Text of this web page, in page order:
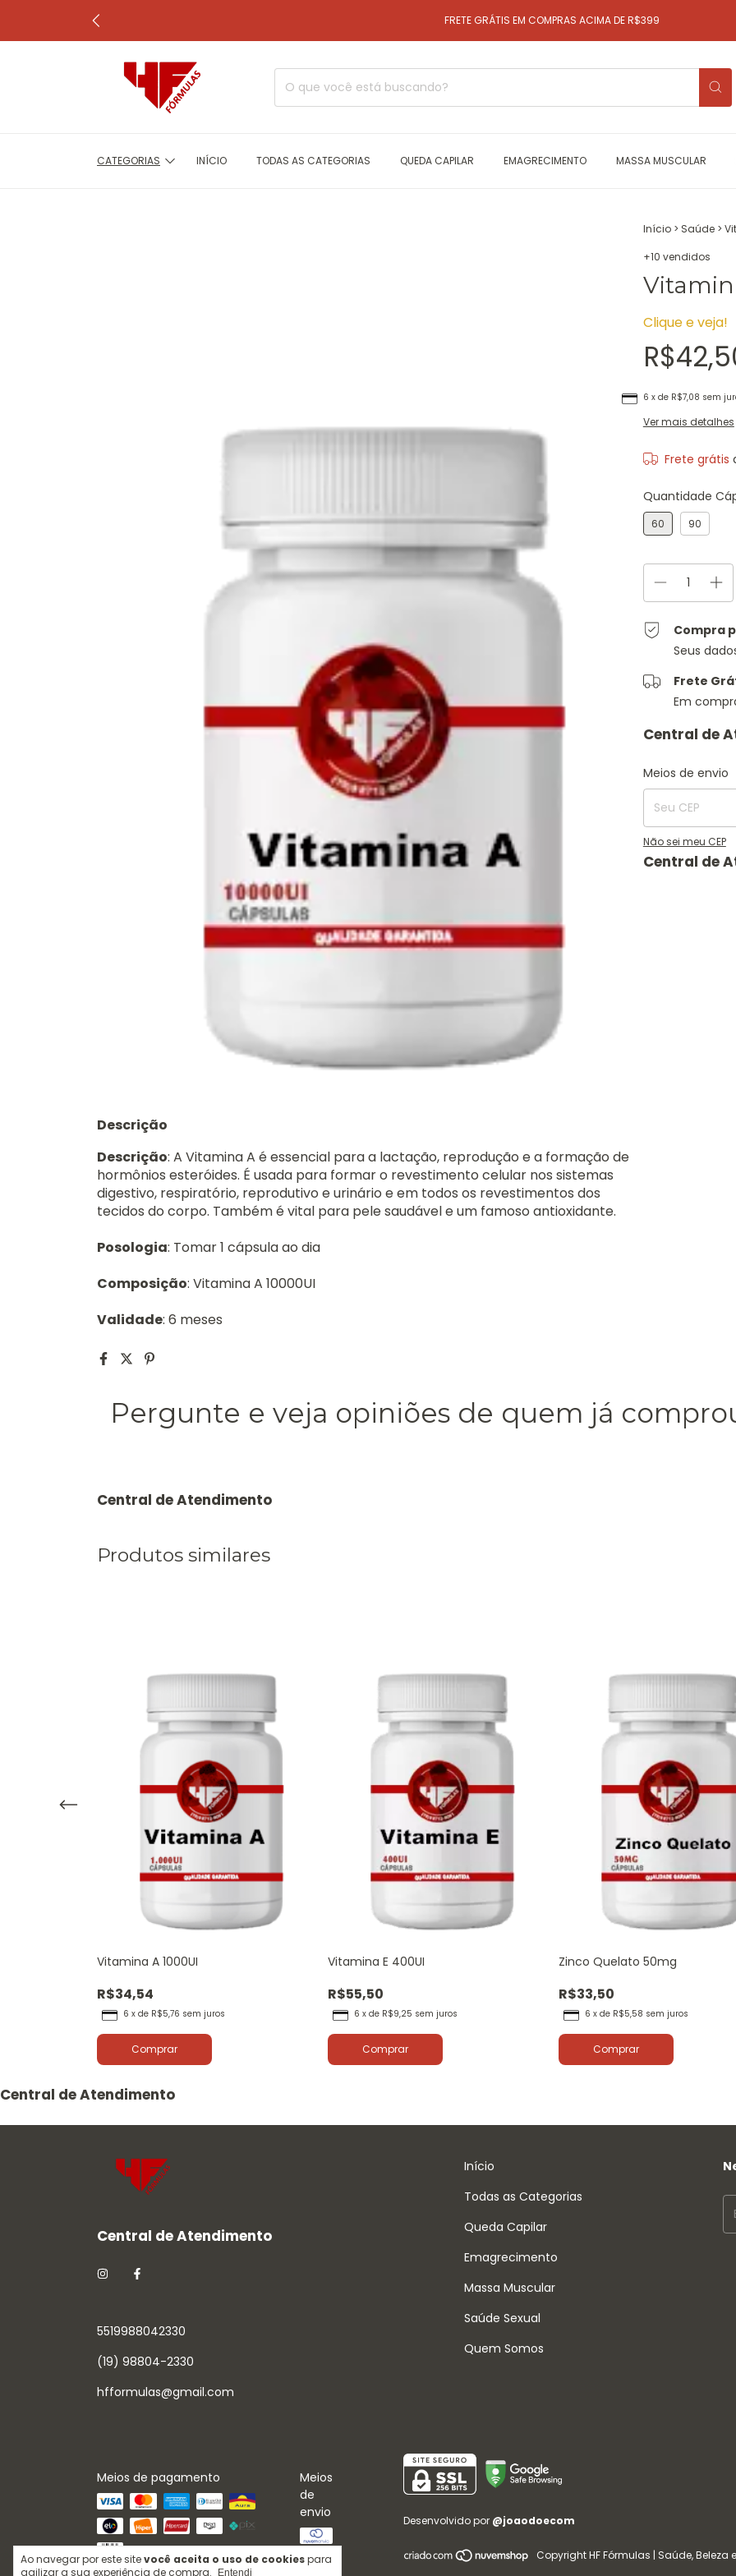
FRETE GRÁTIS EM COMPRAS ACIMA DE R$399
CATEGORIAS INÍCIO TODAS AS CATEGORIAS QUEDA CAPILAR EMAGRECIMENTO MASSA MUSCULAR
Ao navegar por este sitevocê aceita o uso de cookiespara
agilizar a sua experiência de compra.
Entendi
Início > Saúde >
+10 vendidos
Clique e veja!
6 x de R$7,08 sem
Ver mais detalhes
Frete grátis
Quantidade
60 90
Compra
Seus
Frete
Em
Entregas para o
Meios de envio
Não sei meu CEP
Descrição
Descrição: A Vitamina A é essencial para a lactação, reprodução e a formação de
hormônios esteróides. É usada para formar o revestimento celular nos sistemas
digestivo, respiratório, reprodutivo e urinário e em todos os revestimentos dos
tecidos do corpo. Também é vital para pele saudável e um famoso antioxidante.
Posologia: Tomar 1 cápsula ao dia
Composição: Vitamina A 10000UI
Validade: 6 meses
Pergunte e veja opiniões de quem já
Produtos similares
Vitamina A 1000UI
R$34,54
6 x de R$5,76 sem juros
Comprar
Vitamina E 400UI
R$55,50
6 x de R$9,25 sem juros
Comprar
Zinco Quelato 50mg
R$33,50
6 x de R$5,58 sem juros
Comprar
5519988042330
(19) 98804-2330
hfformulas@gmail.com
Início
Todas as Categorias
Queda Capilar
Emagrecimento
Massa Muscular
Saúde Sexual
Quem Somos
Meios de pagamento
Meios
de
envio
Desenvolvido por @joaodoecom
Copyright HF Fórmulas | Saúde,